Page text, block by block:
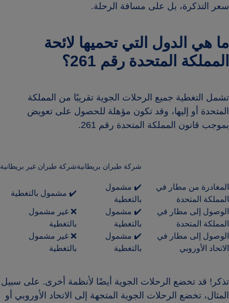
سعر التذكرة، بل على مسافة الرحلة.
ما هي الدول التي تحميها لائحة
المملكة المتحدة رقم 261؟
تشمل التغطية جميع الرحلات الجوية تقريبًا من المملكة
المتحدة أو إليها، وقد تكون مؤهلة للحصول على تعويض
بموجب قانون المملكة المتحدة رقم 261.
شركة طيران بريطانيةشركة طيران غير بريطانية
المغادرة من مطار في
المملكة المتحدة
✔️ مشمول
بالتغطية
✔️ مشمول بالتغطية
الوصول إلى مطار في
المملكة المتحدة
✔️ مشمول
بالتغطية
❌ غير مشمول
بالتغطية
الوصول إلى مطار في
الاتحاد الأوروبي
✔️ مشمول
بالتغطية
❌ غير مشمول
بالتغطية
تذكر! قد تخضع الرحلات الجوية أيضًا لأنظمة أخرى. على سبيل
المثال، تخضع الرحلات الجوية المتجهة إلى الاتحاد الأوروبي أو